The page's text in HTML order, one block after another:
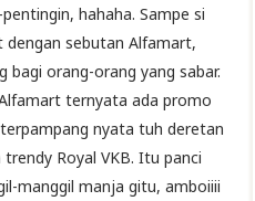
hahaha. Sampe si
sebutan Alfamart,
bagi orang-orang yang sabar.
ternyata ada promo
nyata tuh deretan
Royal VKB. Itu panci
manggil manja gitu, amboiiii